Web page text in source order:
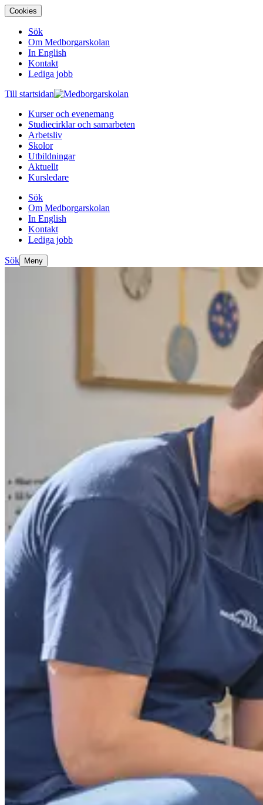
Cookies
Sök
Om Medborgarskolan
In English
Kontakt
Lediga jobb
Till startsidan
Kurser och evenemang
Studiecirklar och samarbeten
Arbetsliv
Skolor
Utbildningar
Aktuellt
Kursledare
Sök
Om Medborgarskolan
In English
Kontakt
Lediga jobb
Sök Meny